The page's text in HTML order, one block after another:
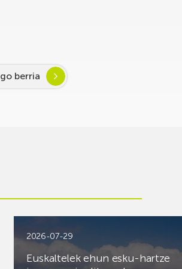
berria
2026-07-29
Euskaltelek ehun esku-hartze